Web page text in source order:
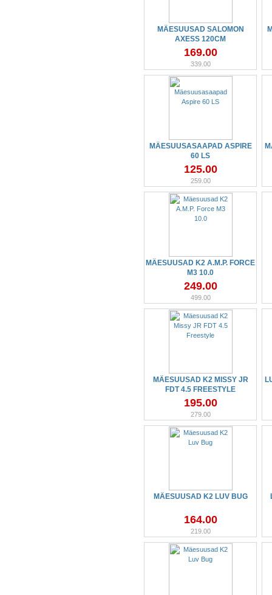
MÄESUUSAD SALOMON
AXESS 120CM
169.00
339.00
MÄESUUSASAAPAD ASPIRE
60 LS
125.00
259.00
MÄESUUSAD K2 A.M.P. FORCE
M3 10.0
249.00
499.00
MÄESUUSAD K2 MISSY JR
FDT 4.5 FREESTYLE
195.00
279.00
MÄESUUSAD K2 LUV BUG
164.00
219.00